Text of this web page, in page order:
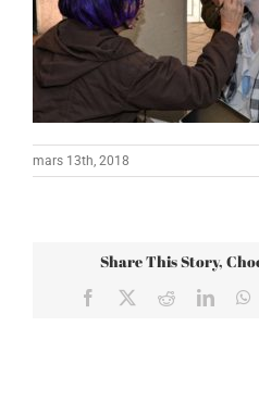
mars 13th, 2018
Share This Story,
Facebook Reddit